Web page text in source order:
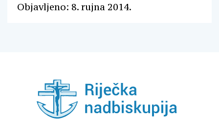
Objavljeno: 8. rujna 2014.